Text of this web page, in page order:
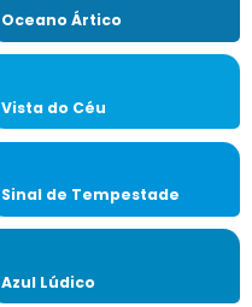
Oceano Ártico
Vista do Céu
Sinal de Tempestade
Azul Lúdico